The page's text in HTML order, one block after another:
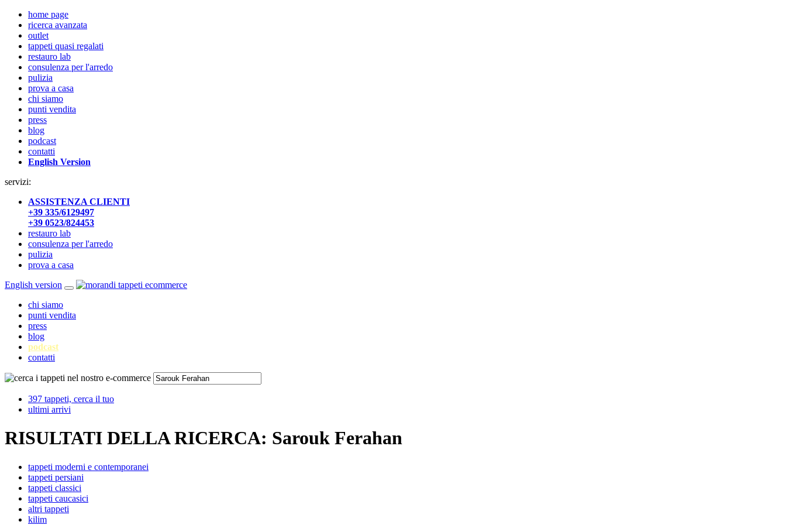
home page
ricerca avanzata
outlet
tappeti quasi regalati
restauro lab
consulenza per l'arredo
pulizia
prova a casa
chi siamo
punti vendita
press
blog
podcast
contatti
English Version
servizi:
ASSISTENZA CLIENTI
+39 335/6129497
+39 0523/824453
restauro lab
consulenza per l'arredo
pulizia
prova a casa
English version
chi siamo
punti vendita
press
blog
podcast
contatti
397 tappeti, cerca il tuo
ultimi arrivi
RISULTATI DELLA RICERCA: Sarouk Ferahan
tappeti moderni e contemporanei
tappeti persiani
tappeti classici
tappeti caucasici
altri tappeti
kilim